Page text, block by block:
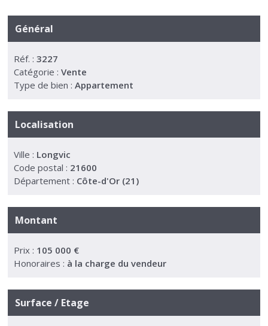
Général
Réf. : 3227
Catégorie : Vente
Type de bien : Appartement
Localisation
Ville : Longvic
Code postal : 21600
Département : Côte-d'Or (21)
Montant
Prix : 105 000 €
Honoraires : à la charge du vendeur
Surface / Etage